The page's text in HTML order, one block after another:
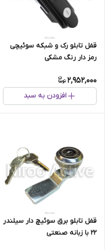
قفل تابلو رک و شبکه سوئیچی
رمز دار رنگ مشکی
2,952,000
افزودن به سبد
قفل تابلو برق سوئیچ دار سیلندر
۲۲ با زبانه صنعتی